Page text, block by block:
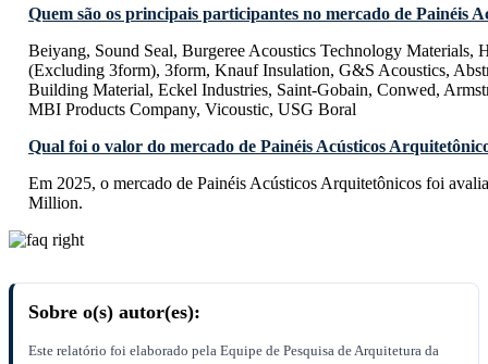
Quem são os principais participantes no mercado de Painéis
Beiyang, Sound Seal, Burgeree Acoustics Technology Materials,
(Excluding 3form), 3form, Knauf Insulation, G&S Acoustics,
Building Material, Eckel Industries, Saint-Gobain, Conwed,
MBI Products Company, Vicoustic, USG Boral
Qual foi o valor do mercado de Painéis Acústicos
Em 2025, o mercado de Painéis Acústicos Arquitetônicos foi
Million.
Sobre o(s) autor(es):
Este relatório foi elaborado pela Equipe de Pesquisa de Arquitetura da